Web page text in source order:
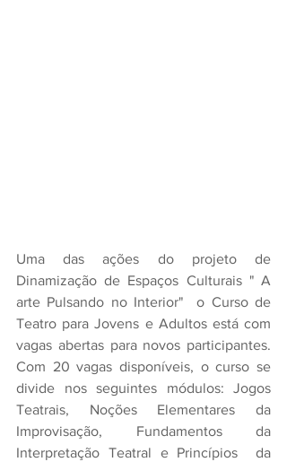
Uma das ações do projeto de
Dinamização de Espaços Culturais " A
arte Pulsando no Interior"  o Curso de
Teatro para Jovens e Adultos está com
vagas abertas para novos participantes.
Com 20 vagas disponíveis, o curso se
divide nos seguintes módulos: Jogos
Teatrais, Noções Elementares da
Improvisação, Fundamentos da
Interpretação Teatral e Princípios  da